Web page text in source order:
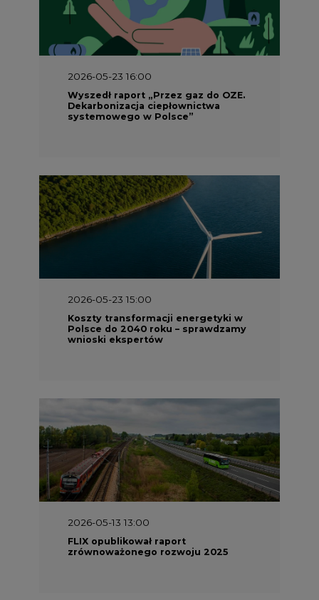
2026-05-23 16:00
Wyszedł raport „Przez gaz do OZE.
Dekarbonizacja ciepłownictwa
systemowego w Polsce”
2026-05-23 15:00
Koszty transformacji energetyki w
Polsce do 2040 roku – sprawdzamy
wnioski ekspertów
2026-05-13 13:00
FLIX opublikował raport
zrównoważonego rozwoju 2025